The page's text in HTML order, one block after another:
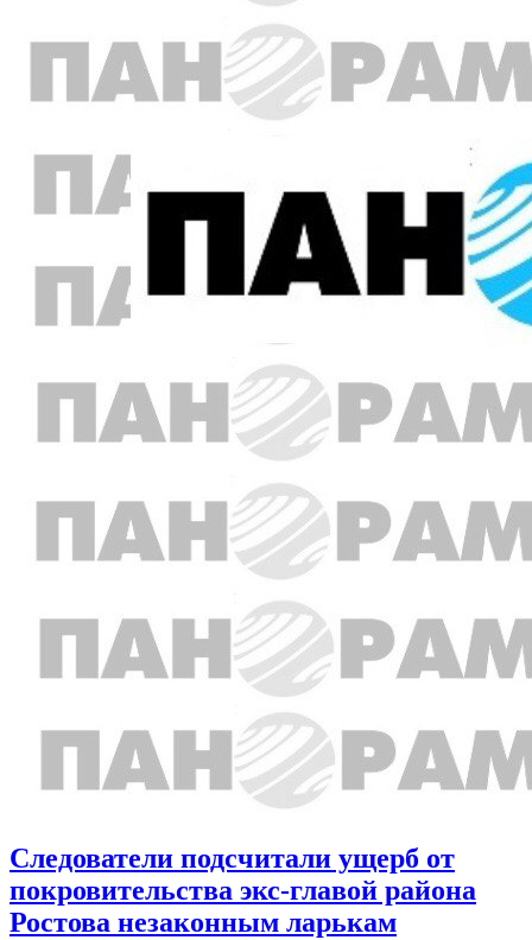
Следователи подсчитали ущерб от
покровительства экс-главой района
Ростова незаконным ларькам